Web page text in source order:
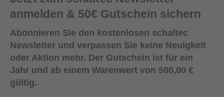
Dichtmittel gelangt (um die Haftwirkung nicht zu
beeinträchtigen).Lagerung:18 Monate bei ungeöffneter
Verpackung an einem kühlen und trockenen Lagerort bei
Temperaturen zwischen +5°C und +25
°C. Lieferform:600ml Folienbeutel, 12
Beutel/KartonFarbe:SchwarzAbgabe:Nur in Verbindung mit
Bestellung von Ersatzplatten in passender Menge!
anmelden & 50€ Gutschein sichern
Abonnieren Sie den kostenlosen schaltec
Newsletter und verpassen Sie keine Neuigkeit
oder Aktion mehr. Der Gutschein ist für ein
Jahr und ab einem Warenwert von 500,00 €
gültig.